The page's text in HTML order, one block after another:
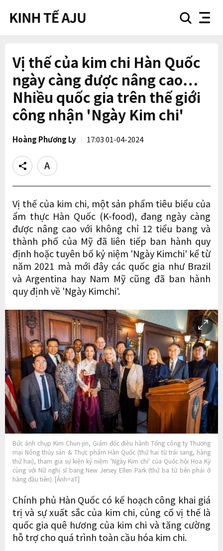
searchnav
Vị thế của kim chi Hàn Quốc
ngày càng được nâng cao…
Nhiều quốc gia trên thế giới
công nhận 'Ngày Kim chi'
Hoàng Phương Ly 17:03 01-04-2024
Share
Text
size
Vị thế của kim chi, một sản phẩm tiêu biểu của
ẩm thực Hàn Quốc (K-food), đang ngày càng
được nâng cao với không chỉ 12 tiểu bang và
thành phố của Mỹ đã liên tiếp ban hành quy
định hoặc tuyên bố kỷ niệm 'Ngày Kimchi' kể từ
năm 2021 mà mới đây các quốc gia như Brazil
và Argentina hay Nam Mỹ cũng đã ban hành
quy định về 'Ngày Kimchi'.
Bức ảnh chụp Kim Chun-jin, Giám đốc điều hành Tổng công ty Thương
mại Nông thủy sản & Thực phẩm Hàn Quốc (thứ hai từ trái sang, hàng
thứ hai), tham gia sự kiện kỷ niệm 'Ngày Kim chi' của Quốc hội Hoa Kỳ
cùng với Nữ nghị sĩ bang New Jersey Ellen Park (thứ ba từ bên phải ở
hàng đầu tiên). [Ảnh=aT]
Chính phủ Hàn Quốc có kế hoạch công khai giá
trị và sự xuất sắc của kim chi, củng cố vị thế là
quốc gia quê hương của kim chi và tăng cường
hỗ trợ cho quá trình toàn cầu hóa kim chi.